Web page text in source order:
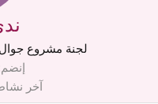
لجنة مشروع
إنضم
آخر